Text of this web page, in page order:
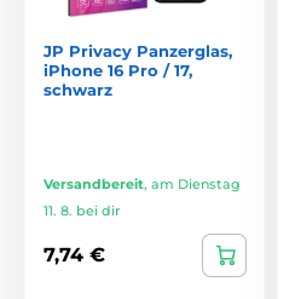
JP Privacy Panzerglas,
iPhone 16 Pro / 17,
schwarz
Versandbereit, am Dienstag
11. 8. bei dir
7,74 €